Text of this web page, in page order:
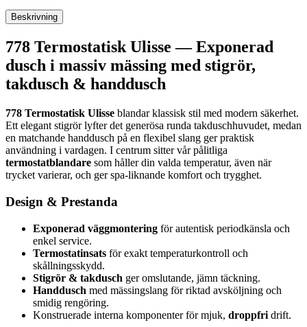
Beskrivning
778 Termostatisk Ulisse — Exponerad
dusch i massiv mässing med stigrör,
takdusch & handdusch
778 Termostatisk Ulisse blandar klassisk stil med modern säkerhet.
Ett elegant stigrör lyfter det generösa runda takduschhuvudet, medan
en matchande handdusch på en flexibel slang ger praktisk
användning i vardagen. I centrum sitter vår pålitliga
termostatblandare som håller din valda temperatur, även när
trycket varierar, och ger spa-liknande komfort och trygghet.
Design & Prestanda
Exponerad väggmontering för autentisk periodkänsla och
enkel service.
Termostatinsats för exakt temperaturkontroll och
skållningsskydd.
Stigrör & takdusch ger omslutande, jämn täckning.
Handdusch med mässingslang för riktad avsköljning och
smidig rengöring.
Konstruerade interna komponenter för mjuk, droppfri drift.